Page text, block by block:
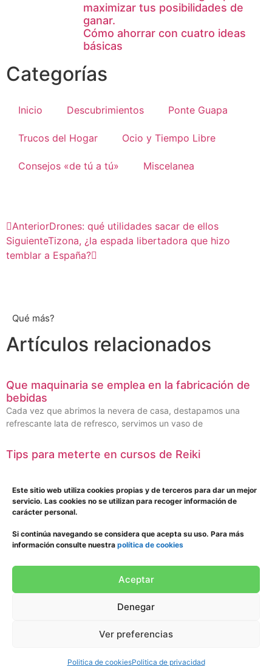
Este sitio web utiliza cookies propias y de terceros para dar un mejor
servicio. Las cookies no se utilizan para recoger información de
carácter personal.
Si continúa navegando se considera que acepta su uso. Para más
información consulte nuestra política de cookies
Aceptar
Denegar
Ver preferencias
Politica de cookiesPolitica de privacidad
maximizar tus posibilidades de
ganar.
Cómo ahorrar con cuatro ideas
básicas
Categorías
Inicio Descubrimientos Ponte Guapa
Trucos del Hogar Ocio y Tiempo Libre
Consejos «de tú a tú» Miscelanea
AnteriorDrones: qué utilidades sacar de ellos
SiguienteTizona, ¿la espada libertadora que hizo
temblar a España?
Qué más?
Artículos relacionados
Que maquinaria se emplea en la fabricación de
bebidas
Cada vez que abrimos la nevera de casa, destapamos una
refrescante lata de refresco, servimos un vaso de
Tips para meterte en cursos de Reiki
Té verde e infusiones para cuidar la salud con
Al hablar de lo importante que es tener costumbres en el día a
día sanas, lo cierto es
© 2024 Todos los derechos reservados.
unlugarparasonar.es